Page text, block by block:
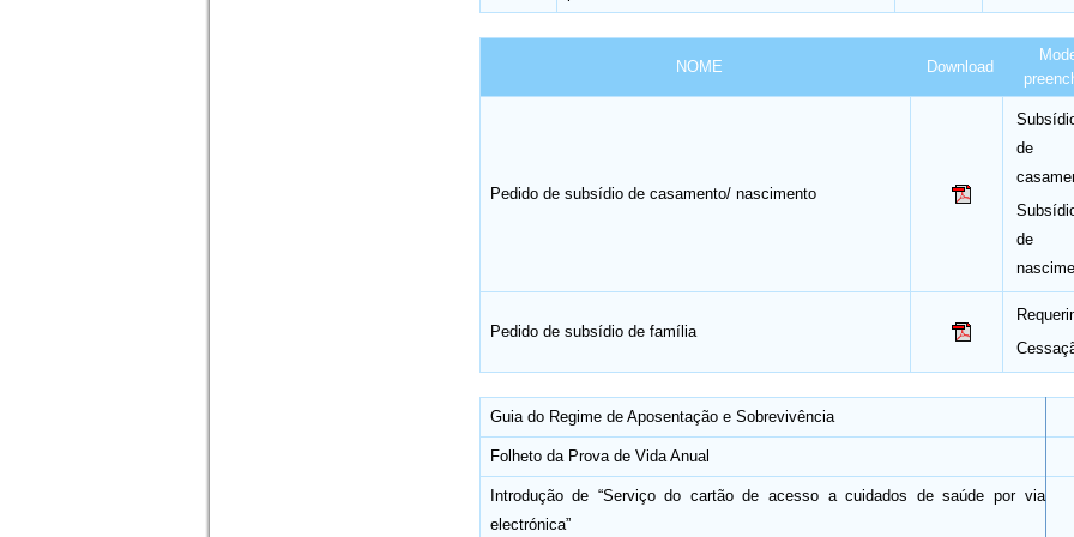
NOME Download
Pedido de subsídio de casamento/ nascimento
de
de
Pedido de subsídio de família
Guia do Regime de Aposentação e Sobrevivência
Folheto da Prova de Vida Anual
Introdução de “Serviço do cartão de acesso a cuidados de saúde por via
electrónica”